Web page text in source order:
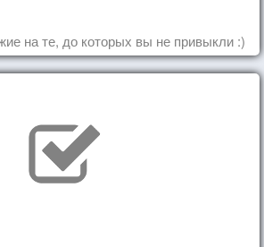
на те, до которых вы не привыкли :)